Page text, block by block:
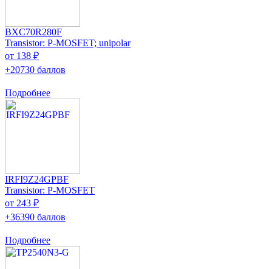
BXC70R280F
Transistor: P-MOSFET; unipolar
от 138 ₽
+20730 баллов
Подробнее
IRFI9Z24GPBF
Transistor: P-MOSFET
от 243 ₽
+36390 баллов
Подробнее